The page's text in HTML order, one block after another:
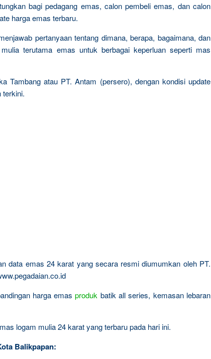
bagi pedagang emas, calon pembeli emas, dan calon
harga emas terbaru.
pertanyaan tentang dimana, berapa, bagaimana, dan
terutama emas untuk berbagai keperluan seperti mas
Tambang atau PT. Antam (persero), dengan kondisi update
terkini.
data emas 24 karat yang secara resmi diumumkan oleh PT.
harga emasproduk batik all series, kemasan lebaran
logam mulia 24 karat yang terbaru pada hari ini.
Balikpapan: